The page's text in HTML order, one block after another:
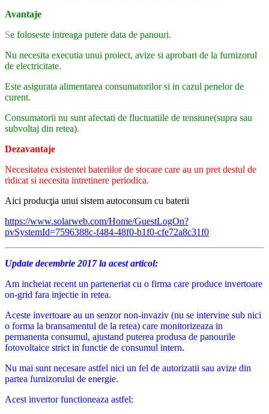
Avantaje
Se foloseste intreaga putere data de panouri.
Nu necesita executia unui proiect, avize si aprobari de la furnizorul
de electricitate.
Este asigurata alimentarea consumatorilor si in cazul penelor de
curent.
Consumatorii nu sunt afectati de fluctuatiile de tensiune(supra sau
subvoltaj din retea).
Dezavantaje
Necesitatea existentei bateriilor de stocare care au un pret destul de
ridicat si necesita intretinere periodica.
Aici producţia unui sistem autoconsum cu baterii
https://www.solarweb.com/Home/GuestLogOn?
pvSystemId=7596388c-f484-48f0-b1f0-cfe72a8c31f0
Update decembrie 2017 la acest articol:
Am incheiat recent un parteneriat cu o firma care produce invertoare
on-grid fara injectie in retea.
Aceste invertoare au un senzor non-invaziv (nu se intervine sub nici
o forma la bransamentul de la retea) care monitorizeaza in
permanenta consumul, ajustand puterea produsa de panourile
fotovoltaice strict in functie de consumul intern.
Nu mai sunt necesare astfel nici un fel de autorizatii sau avize din
partea furnizorului de energie.
Acest invertor functioneaza astfel: